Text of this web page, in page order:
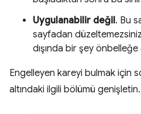
Uygulanabilir değil. Bu
sayfadan
dışında bir şey önbelleğe
Engelleyen kareyi bulmak için
altındaki ilgili bölümü genişletin.